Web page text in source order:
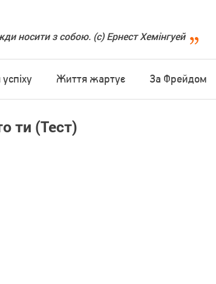
носити з собою. (с) Ернест Хемінгуей
Життя жартує За Фрейдом
ти (Тест)